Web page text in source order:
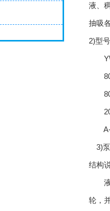
液、
抽吸
2)型
80-
80-
20-
A-
3)泵
结构
液
轮，